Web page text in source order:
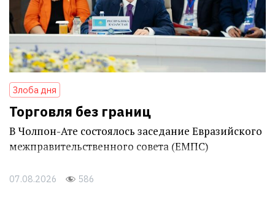
Злоба дня
Торговля без границ
В Чолпон-Ате состоялось заседание Евразийского
межправительственного совета (ЕМПС)
07.08.2026 586